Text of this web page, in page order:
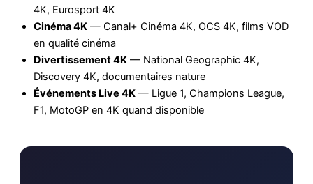
4K, Eurosport 4K
Cinéma 4K — Canal+ Cinéma 4K, OCS 4K, films VOD
en qualité cinéma
Divertissement 4K — National Geographic 4K,
Discovery 4K, documentaires nature
Événements Live 4K — Ligue 1, Champions League,
F1, MotoGP en 4K quand disponible